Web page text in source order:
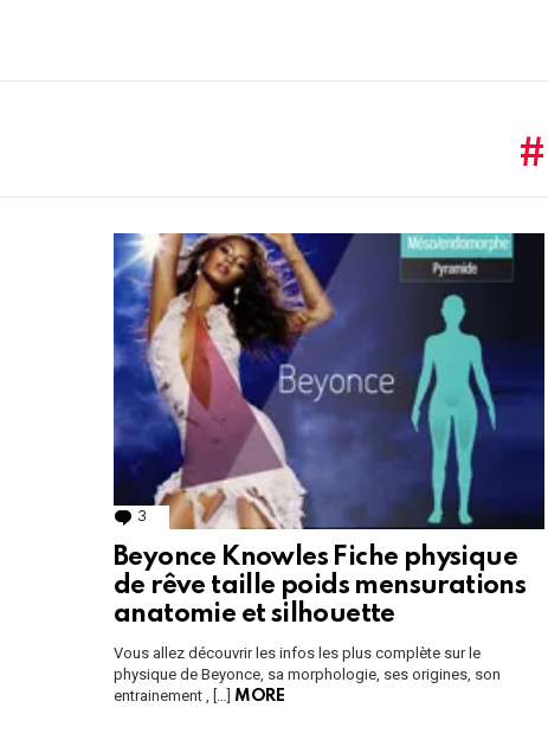
LATEST
STORIES
3 Comments
Beyonce Knowles Fiche physique
de rêve taille poids mensurations
anatomie et silhouette
Vous allez découvrir les infos les plus complète sur le
physique de Beyonce, sa morphologie, ses origines, son
entrainement , […] MORE